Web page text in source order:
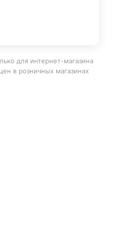
для интернет-магазина
в розничных магазинах